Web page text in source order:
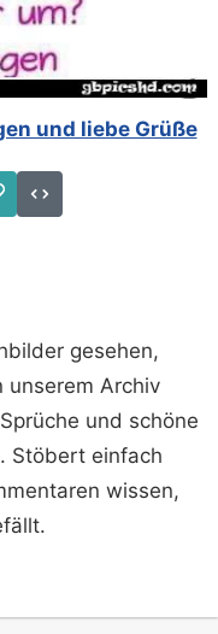
und liebe Grüße
Code
gesehen,
unserem Archiv
und schöne
Stöbert einfach
wissen,